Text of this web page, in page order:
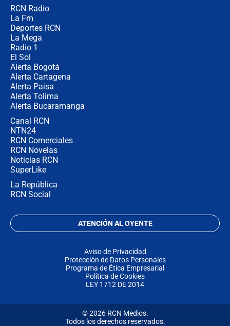
RCN Radio
La Fm
Deportes RCN
La Mega
Radio 1
El Sol
Alerta Bogotá
Alerta Cartagena
Alerta Paisa
Alerta Tolima
Alerta Bucaramanga
Canal RCN
NTN24
RCN Comerciales
RCN Novelas
Noticias RCN
SuperLike
La República
RCN Social
ATENCIÓN AL OYENTE
Aviso de Privacidad
Protección de Datos Personales
Programa de Ética Empresarial
Política de Cookies
LEY 1712 DE 2014
© 2026 RCN Medios.
Todos los derechos reservados.